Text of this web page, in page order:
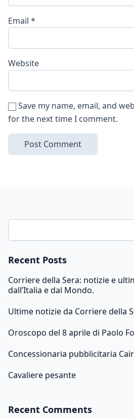
Email *
Website
Save my name, email, and
for the next time I comment.
Recent Posts
Corriere della Sera: notizie e
dall’Italia e dal Mondo.
Ultime notizie da Corriere della
Oroscopo del 8 aprile di Paolo
Concessionaria pubblicitaria
Cavaliere pesante
Recent Comments